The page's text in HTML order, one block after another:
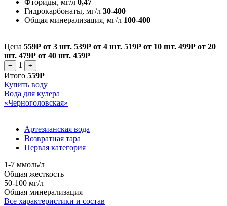
Гидрокарбонаты, мг/л 30-400
Общая минерализация, мг/л 100-400
Цена 559Р от 3 шт. 539Р от 4 шт. 519Р от 10 шт. 499Р от 20
шт. 479Р от 40 шт. 459Р
− 1 +
Итого 559Р
Купить воду
Вода для кулера
«Черноголовская»
Артезианская вода
Возвратная тара
Первая категория
1-7 ммоль/л
Общая жесткость
50-100 мг/л
Общая минерализация
Все характеристики и состав